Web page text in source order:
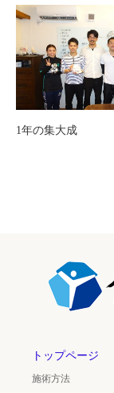
1年の集大成
トップページ
施術方法